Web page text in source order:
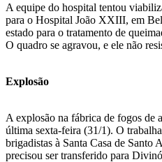
A equipe do hospital tentou
para o Hospital João XXIII, em
estado para o tratamento de
O quadro se agravou, e ele não
Explosão
A explosão na fábrica de fogos de
última sexta-feira (31/1). O
brigadistas à Santa Casa de
precisou ser transferido para